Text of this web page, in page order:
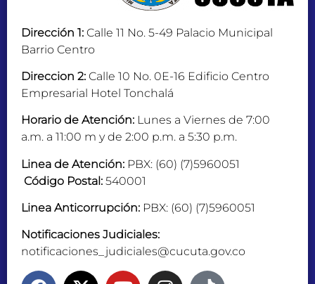
Dirección 1: Calle 11 No. 5-49 Palacio Municipal
Barrio Centro
Direccion 2: Calle 10 No. 0E-16 Edificio Centro
Empresarial Hotel Tonchalá
Horario de Atención: Lunes a Viernes de 7:00
a.m. a 11:00 m y de 2:00 p.m. a 5:30 p.m.
Linea de Atención: PBX: (60) (7)5960051
Código Postal: 540001
Linea Anticorrupción: PBX: (60) (7)5960051
Notificaciones Judiciales:
notificaciones_judiciales@cucuta.gov.co